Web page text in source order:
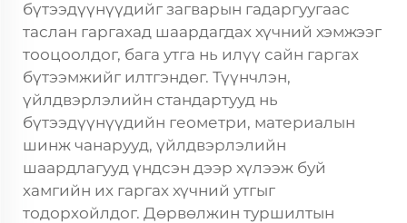
бүтээдүүнүүдийг загварын гадаргуугаас
таслан гаргахад шаардагдах хүчний хэмжээг
тооцоолдог, бага утга нь илүү сайн гаргах
бүтээмжийг илтгэндөг. Түүнчлэн,
үйлдвэрлэлийн стандартууд нь
бүтээдүүнүүдийн геометри, материалын
шинж чанарууд, үйлдвэрлэлийн
шаардлагууд үндсэн дээр хүлээж буй
хамгийн их гаргах хүчний утгыг
тодорхойлдог. Дөрвөлжин туршилтын